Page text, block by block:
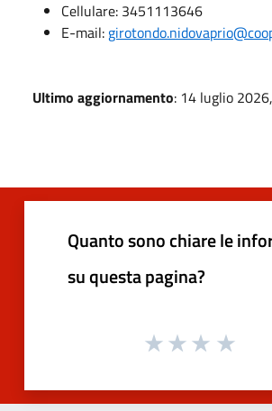
Cellulare: 3451113646
E-mail:
Ultimo aggiornamento: 14 luglio
Quanto sono chiare le
su questa pagina?